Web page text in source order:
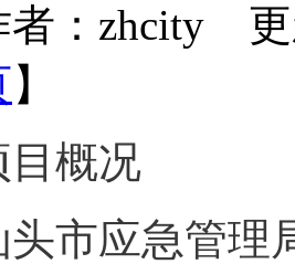
者：zhcity 更
】
目概况
头市应急管理